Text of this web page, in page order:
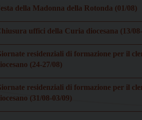
della Madonna della Rotonda (01/08)
uffici della Curia diocesana (13/
residenziali di formazione per il
(24-27/08)
residenziali di formazione per il
(31/08-03/09)